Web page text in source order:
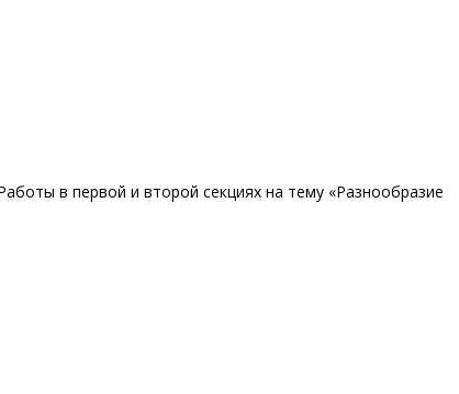
в первой и второй секциях на тему «Разнообразие